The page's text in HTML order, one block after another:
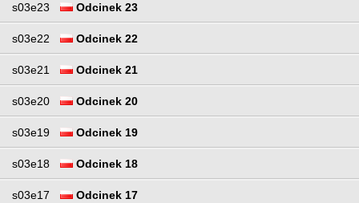
s03e23 Odcinek 23
s03e22 Odcinek 22
s03e21 Odcinek 21
s03e20 Odcinek 20
s03e19 Odcinek 19
s03e18 Odcinek 18
s03e17 Odcinek 17